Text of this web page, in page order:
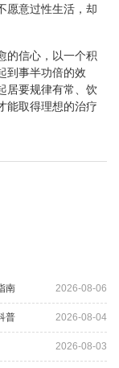
愿意过性生活，却
的信心，以一个积
到事半功倍的效
居要规律有常、饮
能取得理想的治疗
南 2026-08-06
普 2026-08-04
2026-08-03